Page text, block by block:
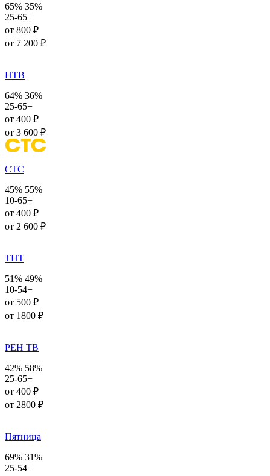
65% 35%
25-65+
от 800 ₽
от 7 200 ₽
НТВ
64% 36%
25-65+
от 400 ₽
от 3 600 ₽
СТС
45% 55%
10-65+
от 400 ₽
от 2 600 ₽
ТНТ
51% 49%
10-54+
от 500 ₽
от 1800 ₽
РЕН ТВ
42% 58%
25-65+
от 400 ₽
от 2800 ₽
Пятница
69% 31%
25-54+